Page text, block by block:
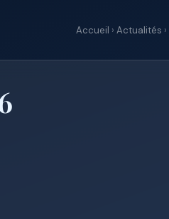
Accueil › Actualités ›